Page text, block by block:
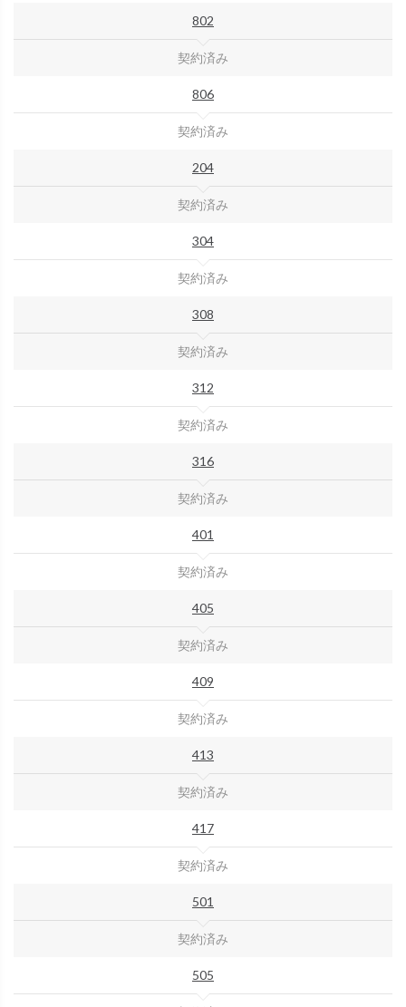
802
契約済み
806
契約済み
204
契約済み
304
契約済み
308
契約済み
312
契約済み
316
契約済み
401
契約済み
405
契約済み
409
契約済み
413
契約済み
417
契約済み
501
契約済み
505